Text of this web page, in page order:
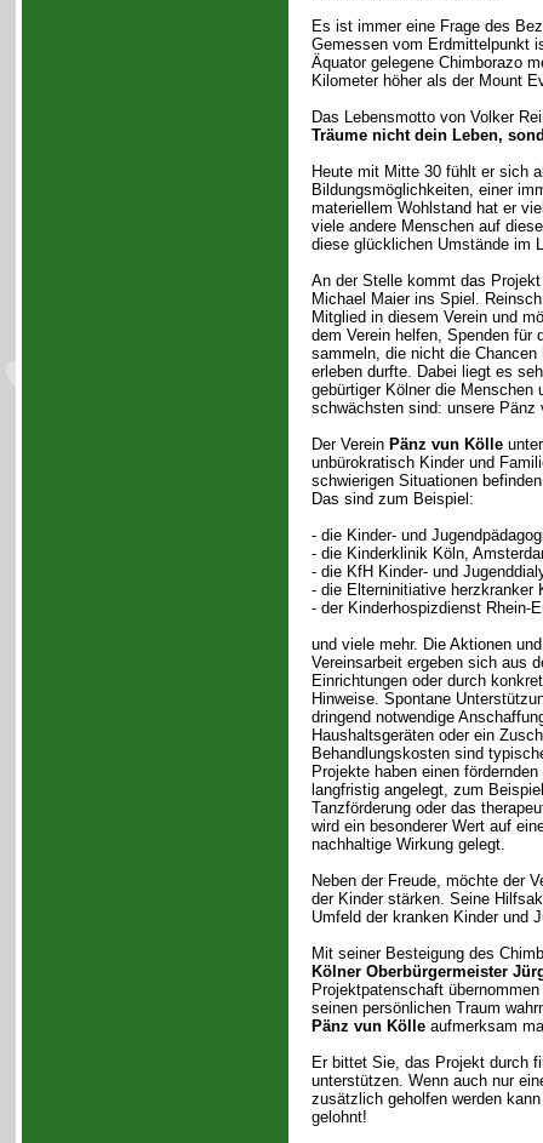
Es ist immer eine Frage des
Gemessen vom Erdmittelpunkt
Äquator gelegene Chimborazo
Kilometer höher als der Mount
Das Lebensmotto von Volker
Träume nicht dein Leben,
Heute mit Mitte 30 fühlt er sich
Bildungsmöglichkeiten, einer
materiellem Wohlstand hat er
viele andere Menschen auf
diese glücklichen Umstände im
An der Stelle kommt das
Michael Maier ins Spiel.
Mitglied in diesem Verein und
dem Verein helfen, Spenden für
sammeln, die nicht die
erleben durfte. Dabei liegt es
gebürtiger Kölner die Menschen
schwächsten sind: unsere Pänz
Der Verein Pänz vun Kölle
unbürokratisch Kinder und
schwierigen Situationen
Das sind zum Beispiel:
- die Kinder- und
- die Kinderklinik Köln,
- die KfH Kinder- und
- die Elterninitiative herzkranker
- der Kinderhospizdienst Rhein-
und viele mehr. Die Aktionen
Vereinsarbeit ergeben sich aus
Einrichtungen oder durch
Hinweise. Spontane
dringend notwendige
Haushaltsgeräten oder ein
Behandlungskosten sind
Projekte haben einen
langfristig angelegt, zum
Tanzförderung oder das
wird ein besonderer Wert auf
nachhaltige Wirkung gelegt.
Neben der Freude, möchte der
der Kinder stärken. Seine
Umfeld der kranken Kinder und
Mit seiner Besteigung des
Kölner Oberbürgermeister
Projektpatenschaft
seinen persönlichen Traum
Pänz vun Kölleaufmerksam
Er bittet Sie, das Projekt durch
unterstützen. Wenn auch nur
zusätzlich geholfen werden
gelohnt!